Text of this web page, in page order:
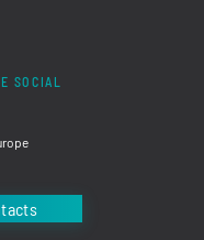
SOCIAL